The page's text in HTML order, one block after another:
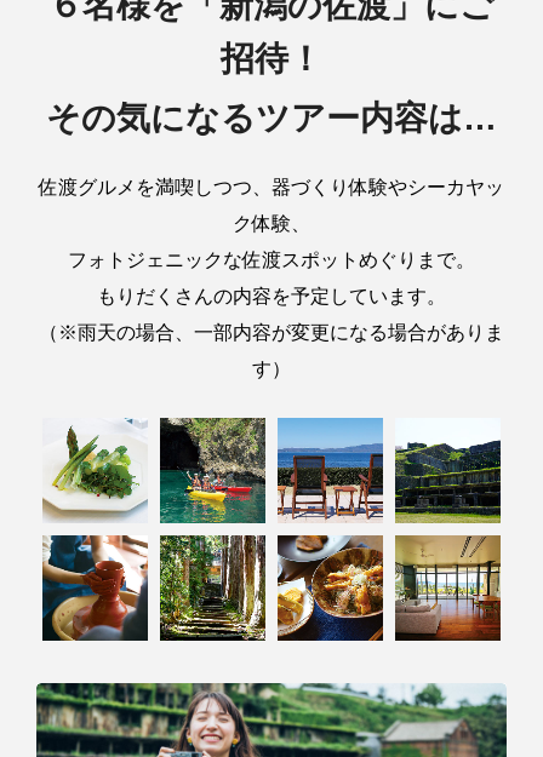
招待！
その気になるツアー内容は…
佐渡グルメを満喫しつつ、器づくり体験やシーカヤッ
ク体験、
フォトジェニックな佐渡スポットめぐりまで。
もりだくさんの内容を予定しています。
（※雨天の場合、一部内容が変更になる場合がありま
す）